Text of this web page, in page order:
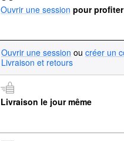
Ouvrir une session pour profiter
Ouvrir une session ou créer un
Livraison et retours
Livraison le jour même